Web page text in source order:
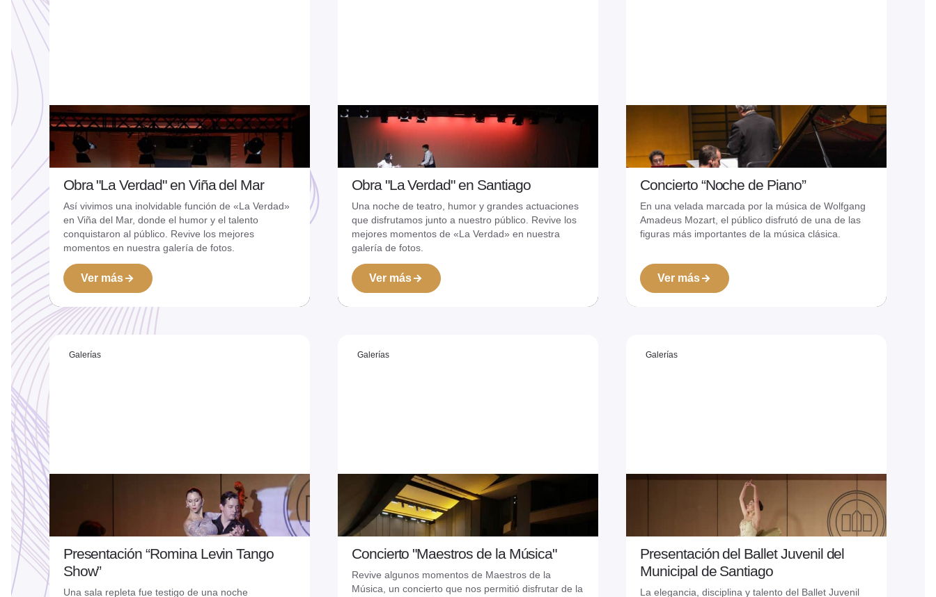
31/07/2026
Obra "La Verdad" en Viña del Mar
Así vivimos una inolvidable función de «La Verdad»
en Viña del Mar, donde el humor y el talento
conquistaron al público. Revive los mejores
momentos en nuestra galería de fotos.
Ver más
Ver más
24/07/2026
Obra "La Verdad" en Santiago
Una noche de teatro, humor y grandes actuaciones
que disfrutamos junto a nuestro público. Revive los
mejores momentos de «La Verdad» en nuestra
galería de fotos.
Ver más
09/07/2026
Concierto “Noche de Piano”
En una velada marcada por la música de Wolfgang
Amadeus Mozart, el público disfrutó de una de las
figuras más importantes de la música clásica.
Ver más
Galerías
26/06/2026
Presentación “Romina Levin Tango
Show”
Una sala repleta fue testigo de una noche
Galerías
11/06/2026
Concierto "Maestros de la Música"
Revive algunos momentos de Maestros de la
Música, un concierto que nos permitió disfrutar de la
Galerías
29/05/2026
Presentación del Ballet Juvenil del
Municipal de Santiago
La elegancia, disciplina y talento del Ballet Juvenil